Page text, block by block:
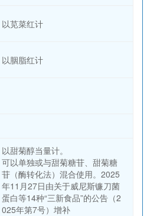
以苋菜红计
以胭脂红计
以甜菊醇当量计。
可以单独或与甜菊糖苷、甜菊糖
苷（酶转化法）混合使用。2025
年11月27日由关于威尼斯镰刀菌
蛋白等14种“三新食品”的公告（2
025年第7号）增补